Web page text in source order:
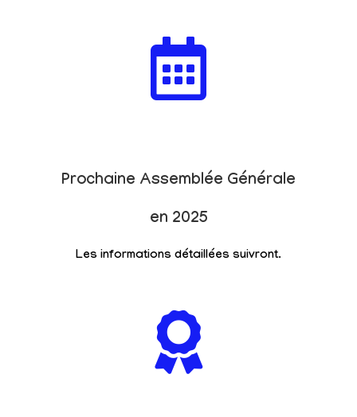
Prochaine Assemblée Générale
en 2025
Les informations détaillées suivront.